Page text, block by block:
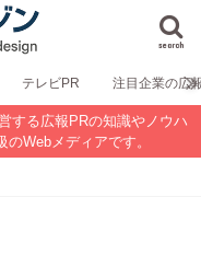
search
テレビPR 注目企業の広
する広報PRの知識やノウハ
Webメディアです。